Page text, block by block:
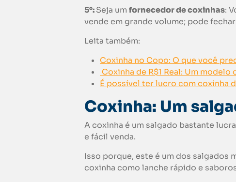
5°:Seja um fornecedor de coxinhas:
vende em grande volume; pode
Leita também:
Coxinha no Copo: O que você
Coxinha de R$1 Real: Um
É possível ter lucro com coxinha
Coxinha: Um
A coxinha é um salgado bastante
e fácil venda.
Isso porque, este é um dos salgados
coxinha como lanche rápido e